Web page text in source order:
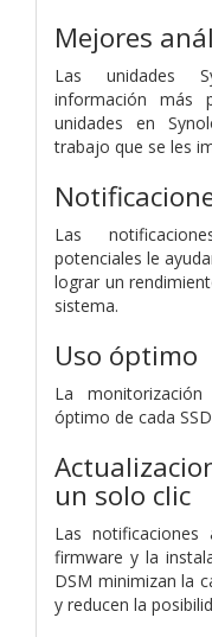
Mejores
Las unidades
información más
unidades en
trabajo que se les
Las
potenciales le
lograr un
sistema.
Uso óptimo
La
óptimo de cada
un solo clic
Las notificaciones
firmware y la
DSM minimizan la
y reducen la